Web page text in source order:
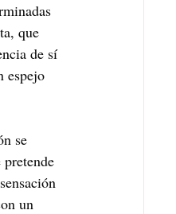
que
de sí
espejo
se
un